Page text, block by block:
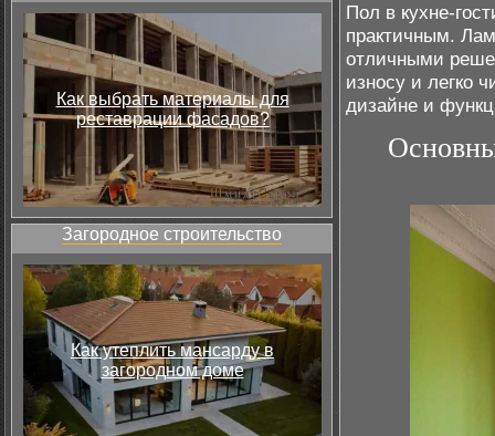
Как выбрать материалы для
реставрации фасадов?
Загородное строительство
Как утеплить мансарду в
загородном доме
Пол в кухне-
практичным.
отличными
износу и легко
дизайне и